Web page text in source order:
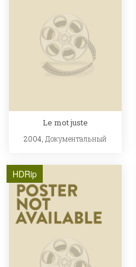
Le mot juste
2004, Документальный
HDRip